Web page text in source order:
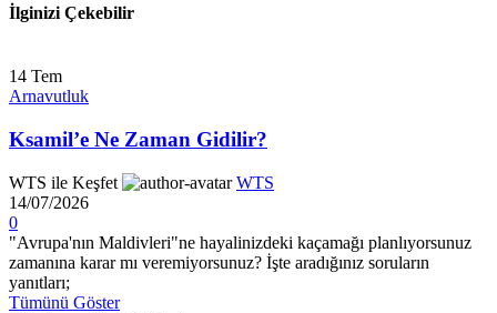
İlginizi Çekebilir
14 Tem
Arnavutluk
Ksamil’e Ne Zaman Gidilir?
WTS ile Keşfet
WTS
14/07/2026
0
"Avrupa'nın Maldivleri"ne hayalinizdeki kaçamağı planlıyorsunuz
zamanına karar mı veremiyorsunuz? İşte aradığınız soruların
yanıtları;
Tümünü Göster